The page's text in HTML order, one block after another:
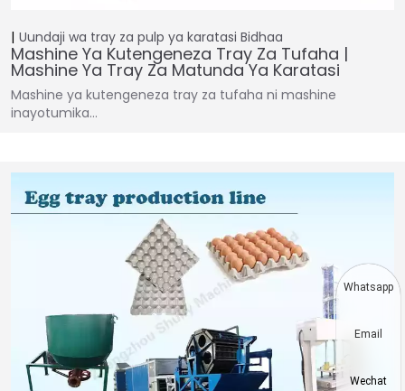
Uundaji wa tray za pulp ya karatasi Bidhaa
Mashine Ya Kutengeneza Tray Za Tufaha |
Mashine Ya Tray Za Matunda Ya Karatasi
Mashine ya kutengeneza tray za tufaha ni mashine
inayotumika…
Whatsapp
Email
Wechat